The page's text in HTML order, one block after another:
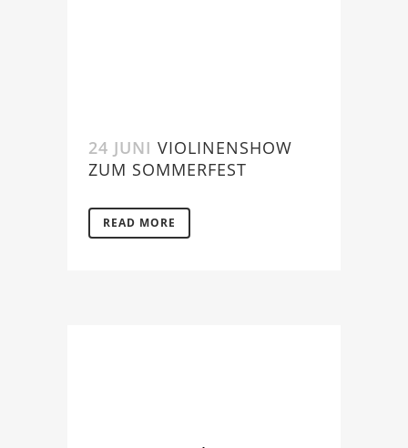
24 JUNI VIOLINENSHOW
ZUM SOMMERFEST
READ MORE